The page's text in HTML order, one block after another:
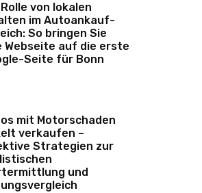
Rolle von lokalen
im Autoankauf-
So bringen Sie
Webseite auf die erste
Seite für Bonn
mit Motorschaden
verkaufen –
Strategien zur
und